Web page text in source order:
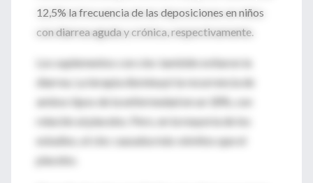
12,5% la frecuencia de las deposiciones en niños
con diarrea aguda y crónica, respectivamente.
Los suplementos con cinc también evitaron la
diarrea. La terapia disminuyó la recurrencia de
ambos tipos de la enfermedad en un 18%, con
relación al placebo. Pero, en la mayoría de los
estudios, el cinc causaba más vómitos que el
placebo.